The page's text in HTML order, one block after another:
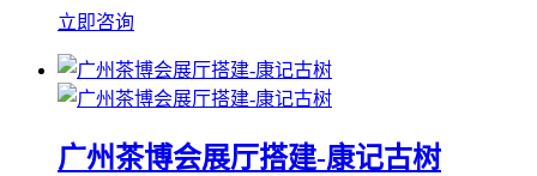
立即咨询
广州茶博会展厅搭建-康记古树